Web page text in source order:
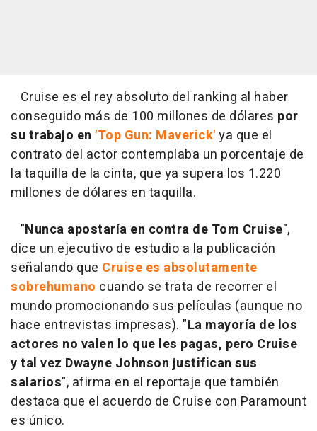
Cruise es el rey absoluto del ranking al haber
conseguido más de 100 millones de dólares por
su trabajo en 'Top Gun: Maverick'ya que el
contrato del actor contemplaba un porcentaje de
la taquilla de la cinta, que ya supera los 1.220
millones de dólares en taquilla.
"Nunca apostaría en contra de Tom Cruise",
dice un ejecutivo de estudio a la publicación
señalando que Cruise es absolutamente
sobrehumano cuando se trata de recorrer el
mundo promocionando sus películas (aunque no
hace entrevistas impresas). "La mayoría de los
actores no valen lo que les pagas, pero Cruise
y tal vez Dwayne Johnson justifican sus
salarios", afirma en el reportaje que también
destaca que el acuerdo de Cruise con Paramount
es único.